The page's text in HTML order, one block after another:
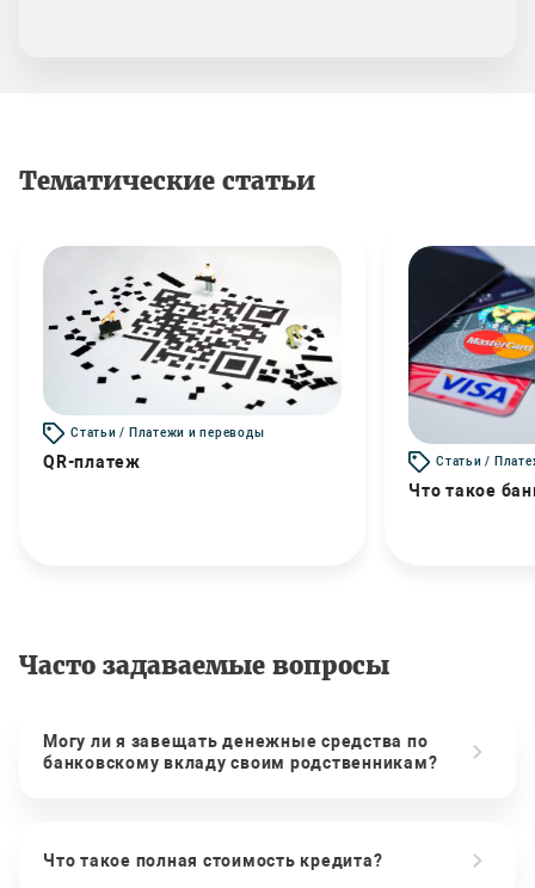
Тематические статьи
Статьи / Платежи и переводы
QR-платеж Статьи /
Что такое
Часто задаваемые вопросы
Могу ли я завещать денежные средства по
банковскому вкладу своим родственникам?
Что такое полная стоимость кредита?